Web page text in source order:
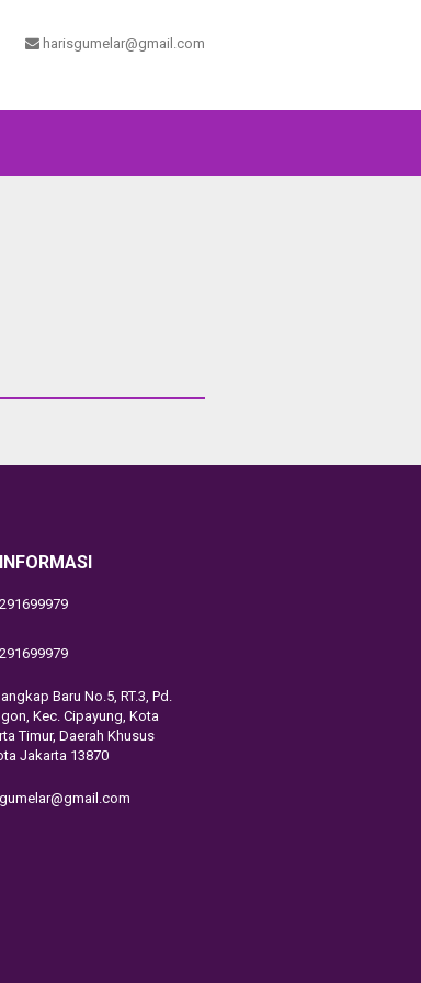
harisgumelar@gmail.com
Baru No.5, RT.3, Pd.
Kec. Cipayung, Kota
Timur, Daerah Khusus
Jakarta 13870